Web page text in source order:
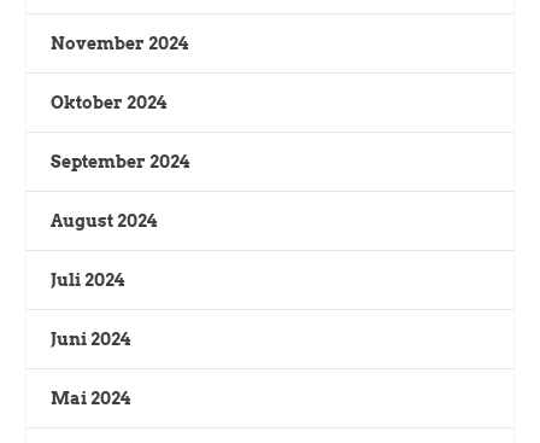
November 2024
Oktober 2024
September 2024
August 2024
Juli 2024
Juni 2024
Mai 2024